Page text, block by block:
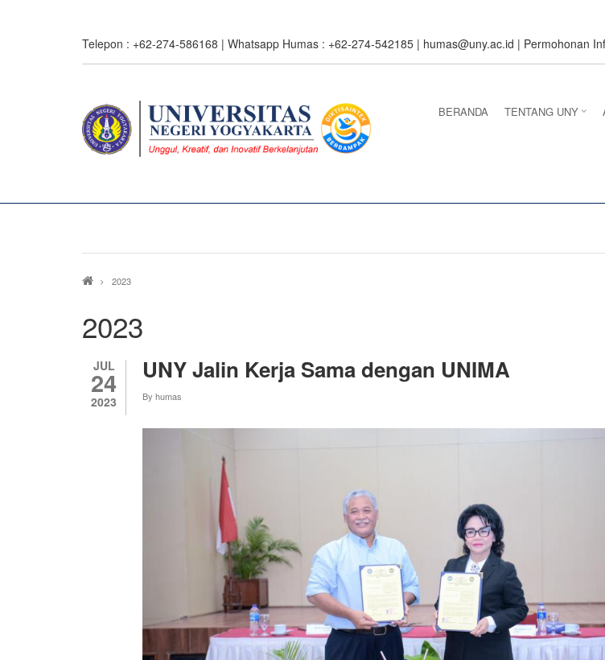
Telepon : +62-274-586168 | Whatsapp Humas : +62-274-542185 | humas@uny.ac.id | Permohonan
BERANDA TENTANG UNY
Breadcrumb
2023
2023
JUL
24
2023
UNY Jalin Kerja Sama dengan UNIMA
By humas